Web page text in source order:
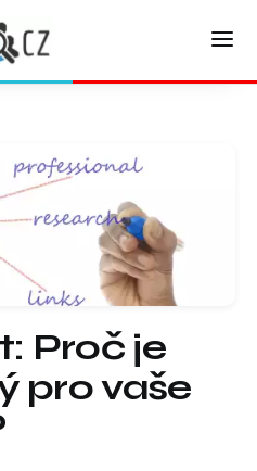
Proč je
pro vaše